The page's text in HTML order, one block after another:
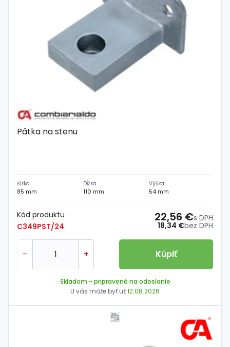
Pätka na stenu
Šírka
85 mm
Dĺžka
110 mm
Výška
54 mm
Kód produktu
C349PST/24
18,34 €bez DPH
22,56 €s DPH
- + Kúpiť
Skladom - pripravené na odoslanie
U vás môže byť už12.08.2026